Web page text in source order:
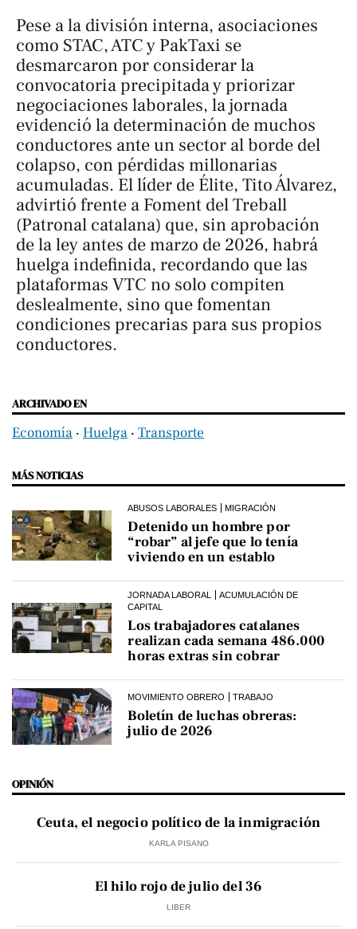
Pese a la división interna, asociaciones
como STAC, ATC y PakTaxi se
desmarcaron por considerar la
convocatoria precipitada y priorizar
negociaciones laborales, la jornada
evidenció la determinación de muchos
conductores ante un sector al borde del
colapso, con pérdidas millonarias
acumuladas. El líder de Élite, Tito Álvarez,
advirtió frente a Foment del Treball
(Patronal catalana) que, sin aprobación
de la ley antes de marzo de 2026, habrá
huelga indefinida, recordando que las
plataformas VTC no solo compiten
deslealmente, sino que fomentan
condiciones precarias para sus propios
conductores.
ARCHIVADO EN
Economía ‧ Huelga ‧ Transporte
MÁS NOTICIAS
ABUSOS LABORALES MIGRACIÓN
Detenido un hombre por
“robar” al jefe que lo tenía
viviendo en un establo
JORNADA LABORAL
ACUMULACIÓN DE
CAPITAL
Los trabajadores catalanes
realizan cada semana 486.000
horas extras sin cobrar
MOVIMIENTO OBRERO TRABAJO
Boletín de luchas obreras:
julio de 2026
OPINIÓN
Ceuta, el negocio político de la inmigración
KARLA PISANO
El hilo rojo de julio del 36
LIBER